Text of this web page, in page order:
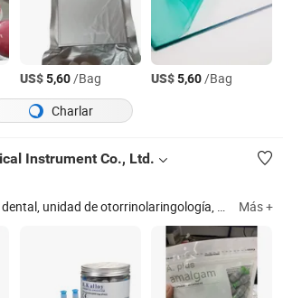
US$5,60/Bag US$5,60/Bag
Charlar
Instrument Co., Ltd.
Unidad dental / Silla dental, unidad de otorrinolaringología, pieza de mano dental, luz de curado, autoclave, compresor de aire, escalador, cámara oral / monitor, equipo de rayos X, fresas de diamante / limas Más +